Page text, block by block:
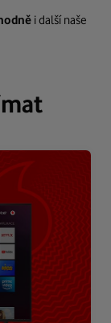
i další naše